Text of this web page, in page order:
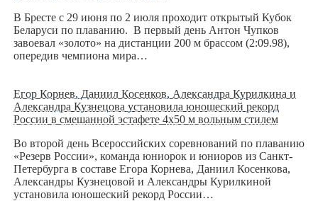
В Бресте с 29 июня по 2 июля проходит открытый Кубок
Беларуси по плаванию. В первый день Антон Чупков
завоевал «золото» на дистанции 200 м брассом (2:09.98),
опередив чемпиона мира…
Егор Корнев, Даниил Косенков, Александра Курилкина и
Александра Кузнецова установила юношеский рекорд
России в смешанной эстафете 4х50 м вольным стилем
Во второй день Всероссийских соревнований по плаванию
«Резерв России», команда юниорок и юниоров из Санкт-
Петербурга в составе Егора Корнева, Даниил Косенкова,
Александры Кузнецовой и Александры Курилкиной
установила юношеский рекорд России…